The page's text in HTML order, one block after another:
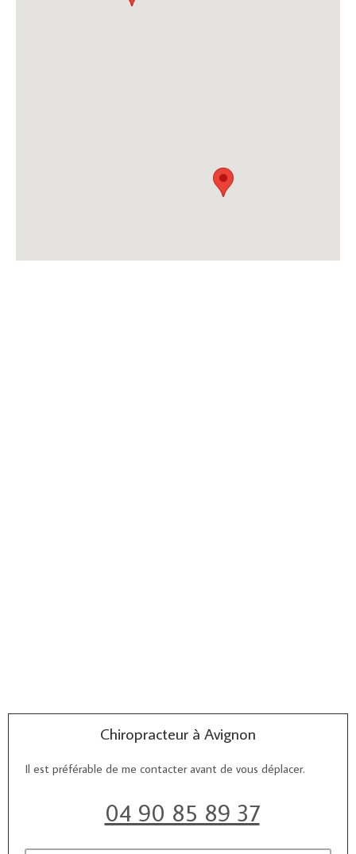
Chiropracteur à Avignon
Il est préférable de me contacter avant de vous déplacer.
04 90 85 89 37